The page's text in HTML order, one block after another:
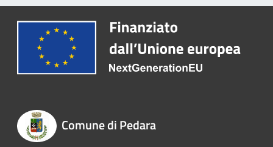
Comune di Pedara